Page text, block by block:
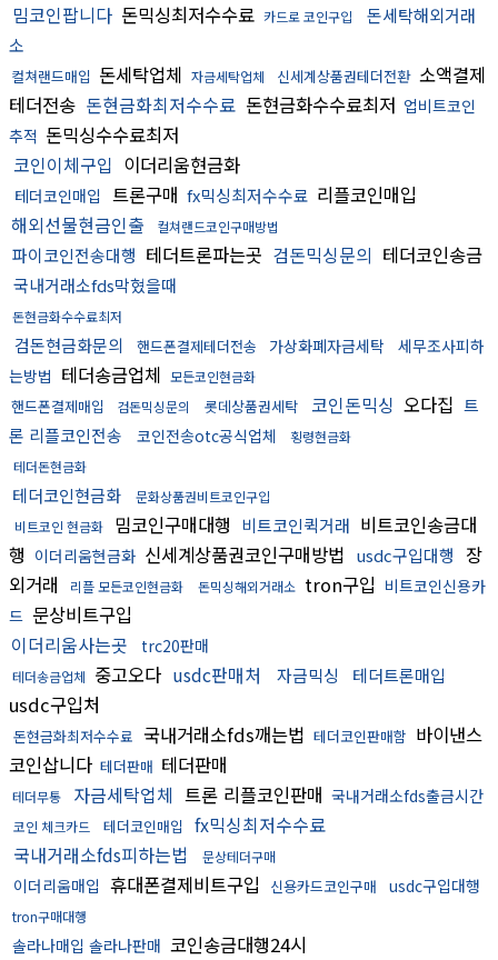
밈코인팝니다 돈믹싱최저수수료 카드로 코인구입
돈세탁해외거래
소
컬쳐랜드매입 돈세탁업체 자금세탁업체 신세계상품권테더전환 소액결제
테더전송 돈현금화최저수수료 돈현금화수수료최저 업비트코인
추적 돈믹싱수수료최저
코인이체구입 이더리움현금화
테더코인매입 트론구매 fx믹싱최저수수료 리플코인매입
해외선물현금인출
컬쳐랜드코인구매방법
파이코인전송대행 테더트론파는곳 검돈믹싱문의 테더코인송금
국내거래소fds막혔을때
돈현금화수수료최저
검돈현금화문의 핸드폰결제테더전송 가상화폐자금세탁
세무조사피하
는방법 테더송금업체 모든코인현금화
핸드폰결제매입 검돈믹싱문의 롯데상품권세탁 코인돈믹싱 오다집 트
론 리플코인전송
코인전송otc공식업체
횡령현금화
테더돈현금화
테더코인현금화
문화상품권비트코인구입
비트코인 현금화
밈코인구매대행 비트코인퀵거래 비트코인송금대
행 이더리움현금화 신세계상품권코인구매방법 usdc구입대행
장
외거래
리플 모든코인현금화 돈믹싱해외거래소 tron구입 비트코인신용카
드 문상비트구입
이더리움사는곳
trc20판매
테더송금업체 중고오다 usdc판매처 자금믹싱 테더트론매입
usdc구입처
돈현금화최저수수료 국내거래소fds깨는법 테더코인판매함 바이낸스
코인삽니다 테더판매 테더판매
테더무통 자금세탁업체 트론 리플코인판매 국내거래소fds출금시간
코인 체크카드 테더코인매입
fx믹싱최저수수료
국내거래소fds피하는법
문상테더구매
이더리움매입 휴대폰결제비트구입 신용카드코인구매 usdc구입대행
tron구매대행
솔라나매입 솔라나판매 코인송금대행24시